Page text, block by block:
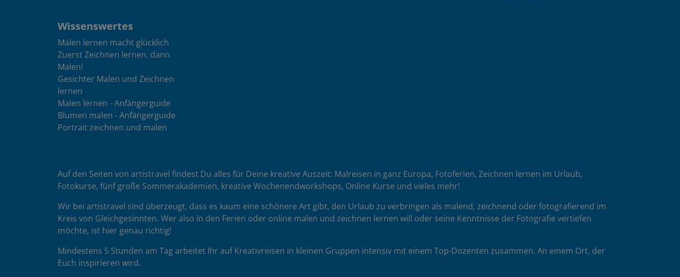
Wissenswertes
Malen lernen macht glücklich
Zuerst Zeichnen lernen, dann
Malen!
Gesichter Malen und Zeichnen
lernen
Malen lernen - Anfängerguide
Blumen malen - Anfängerguide
Portrait zeichnen und malen
Auf den Seiten von artistravel findest Du alles für Deine kreative Auszeit: Malreisen in ganz Europa, Fotoferien, Zeichnen lernen im Urlaub,
Fotokurse, fünf große Sommerakademien, kreative Wochenendworkshops, Online Kurse und vieles mehr!
Wir bei artistravel sind überzeugt, dass es kaum eine schönere Art gibt, den Urlaub zu verbringen als malend, zeichnend oder fotografierend im
Kreis von Gleichgesinnten. Wer also in den Ferien oder online malen und zeichnen lernen will oder seine Kenntnisse der Fotografie vertiefen
möchte, ist hier genau richtig!
Mindestens 5 Stunden am Tag arbeitet Ihr auf Kreativreisen in kleinen Gruppen intensiv mit einem Top-Dozenten zusammen. An einem Ort, der
Euch inspirieren wird.